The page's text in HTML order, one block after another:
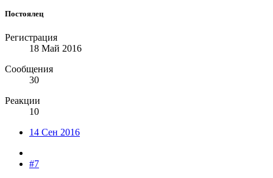
Постоялец
Регистрация
18 Май 2016
Сообщения
30
Реакции
10
14 Сен 2016
#7